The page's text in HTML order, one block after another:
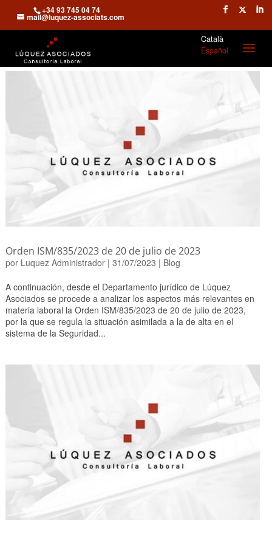
+34 93 745 04 74
mail@luquez-associats.com
Català
Español
Orden ISM/835/2023 de 20 de julio de 2023
por Luquez Administrador| 31/07/2023 | Blog
A continuación, desde el Departamento jurídico de Lúquez
Asociados se procede a analizar los aspectos más relevantes en
materia laboral la Orden ISM/835/2023 de 20 de julio de 2023,
por la que se regula la situación asimilada a la de alta en el
sistema de la Seguridad...